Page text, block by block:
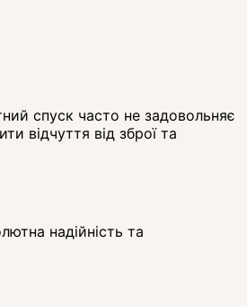
спуск часто не задовольняє
відчуття від зброї та
надійність та